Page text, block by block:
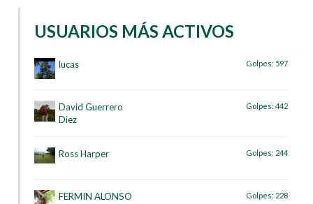
USUARIOS MÁS ACTIVOS
lucas Golpes: 597
David Guerrero
Diez
Golpes: 442
Ross Harper Golpes: 244
FERMIN ALONSO Golpes: 228